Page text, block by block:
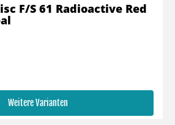
Weitere Varianten
F/S 61 Radioactive Red